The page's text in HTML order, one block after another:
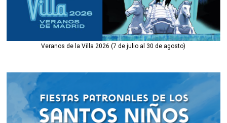
Veranos de la Villa 2026 (7 de julio al 30 de agosto)